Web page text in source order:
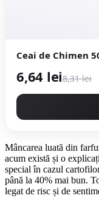
Ceai de Chimen
6,64 lei8,31 lei
Mâncarea luată din
acum există și o
special în cazul
până la 40% mai bun.
legat de risc și de